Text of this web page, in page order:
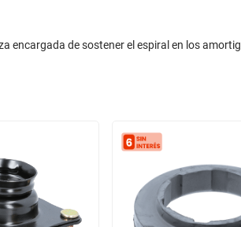
gift card
encargada de sostener el espiral en los